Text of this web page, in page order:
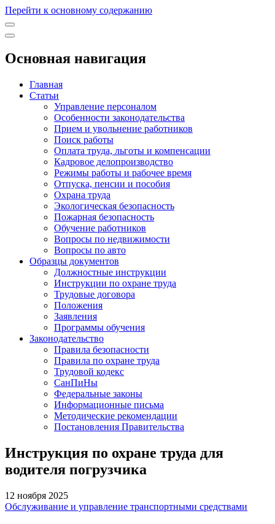
Перейти к основному содержанию
Основная навигация
Главная
Статьи
Управление персоналом
Особенности законодательства
Прием и увольнение работников
Поиск работы
Оплата труда, льготы и компенсации
Кадровое делопроизводство
Режимы работы и рабочее время
Отпуска, пенсии и пособия
Охрана труда
Экологическая безопасность
Пожарная безопасность
Обучение работников
Вопросы по недвижимости
Вопросы по авто
Образцы документов
Должностные инструкции
Инструкции по охране труда
Трудовые договора
Положения
Заявления
Программы обучения
Законодательство
Правила безопасности
Правила по охране труда
Трудовой кодекс
СанПиНы
Федеральные законы
Информационные письма
Методические рекомендации
Постановления Правительства
Инструкция по охране труда для
водителя погрузчика
12 ноября 2025
Обслуживание и управление транспортными средствами